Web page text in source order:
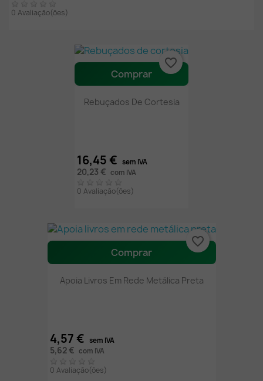
0 Avaliação(ões)
Comprar
Rebuçados De Cortesia
16,45 € sem IVA
20,23 € com IVA
0 Avaliação(ões)
favorite_border
Comprar
Apoia Livros Em Rede Metálica Preta
4,57 € sem IVA
5,62 € com IVA
0 Avaliação(ões)
favorite_border